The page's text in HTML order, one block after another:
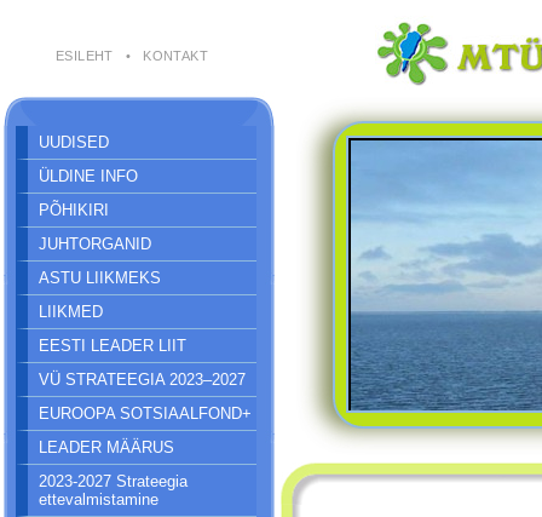
ESILEHT • KONTAKT
UUDISED
ÜLDINE INFO
PÕHIKIRI
JUHTORGANID
ASTU LIIKMEKS
LIIKMED
EESTI LEADER LIIT
VÜ STRATEEGIA 2023–2027
EUROOPA SOTSIAALFOND+
LEADER MÄÄRUS
2023-2027 Strateegia
ettevalmistamine